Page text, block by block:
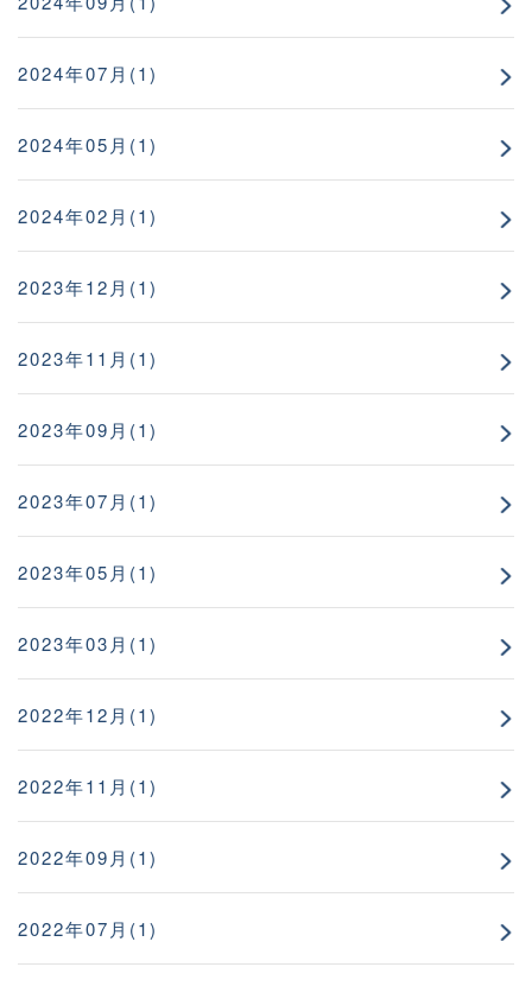
2024年07月(1)
2024年05月(1)
2024年02月(1)
2023年12月(1)
2023年11月(1)
2023年09月(1)
2023年07月(1)
2023年05月(1)
2023年03月(1)
2022年12月(1)
2022年11月(1)
2022年09月(1)
2022年07月(1)